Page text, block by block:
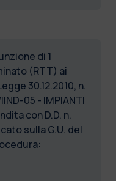
di 1
(RTT) ai
30.12.2010, n.
05 - IMPIANTI
con D.D. n.
sulla G.U. del